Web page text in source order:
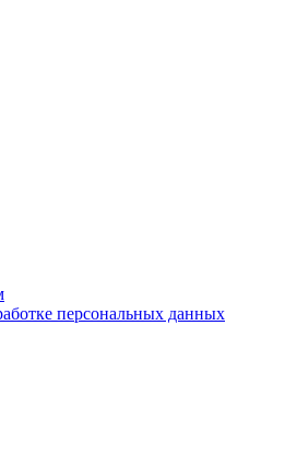
персональных данных